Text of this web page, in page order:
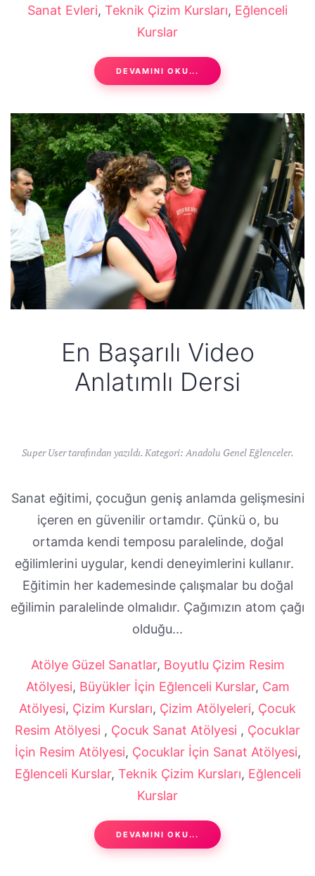
Sanat Evleri, Teknik Çizim Kursları, Eğlenceli
Kurslar
DEVAMINI OKU...
En Başarılı Video
Anlatımlı Dersi
Super User tarafından yazıldı. Kategori:Anadolu Genel Eğlenceler.
Sanat eğitimi, çocuğun geniş anlamda gelişmesini
içeren en güvenilir ortamdır. Çünkü o, bu
ortamda kendi temposu paralelinde, doğal
eğilimlerini uygular, kendi deneyimlerini kullanır.
Eğitimin her kademesinde çalışmalar bu doğal
eğilimin paralelinde olmalıdır. Çağımızın atom çağı
olduğu...
Atölye Güzel Sanatlar, Boyutlu Çizim Resim
Atölyesi, Büyükler İçin Eğlenceli Kurslar, Cam
Atölyesi, Çizim Kursları, Çizim Atölyeleri, Çocuk
Resim Atölyesi , Çocuk Sanat Atölyesi , Çocuklar
İçin Resim Atölyesi, Çocuklar İçin Sanat Atölyesi,
Eğlenceli Kurslar, Teknik Çizim Kursları, Eğlenceli
Kurslar
DEVAMINI OKU...